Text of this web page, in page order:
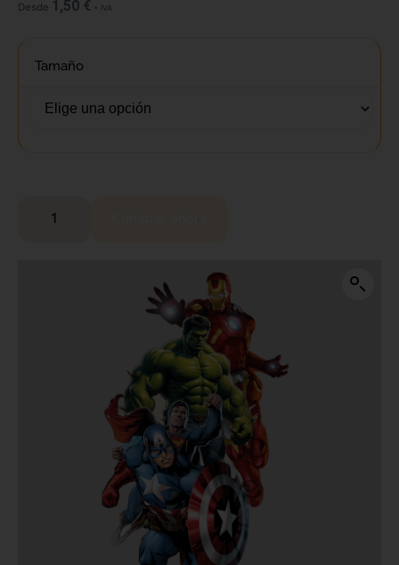
Desde 1,50 € + IVA
Tamaño